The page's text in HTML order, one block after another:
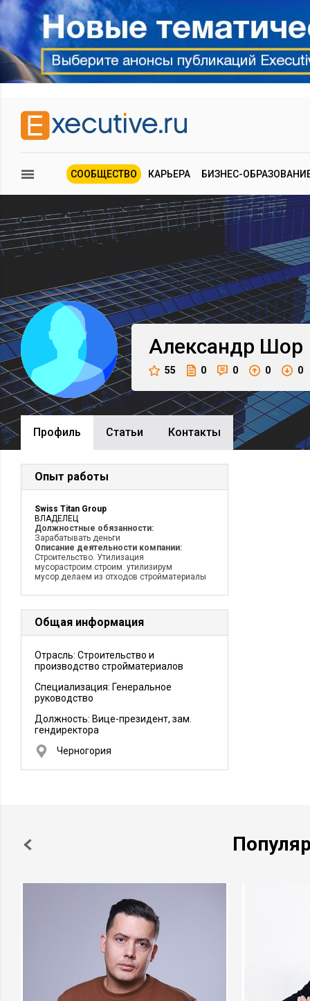
СООБЩЕСТВО КАРЬЕРА БИЗНЕС-
Александр Шор
55 0 0 0 0
Профиль Cтатьи Контакты
Опыт работы
Swiss Titan Group
ВЛАДЕЛЕЦ
Должностные обязанности:
Зарабатывать деньги
Описание деятельности компании:
Строительство. Утилизация
мусорастроим.строим. утилизирум
мусор.делаем из отходов стройматериалы
Общая информация
Отрасль: Строительство и
производство стройматериалов
Специализация: Генеральное
руководство
Должность: Вице-президент, зам.
гендиректора
Черногория